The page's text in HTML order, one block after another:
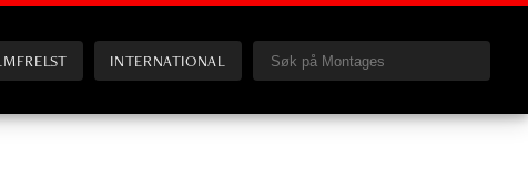
INTERNATIONAL